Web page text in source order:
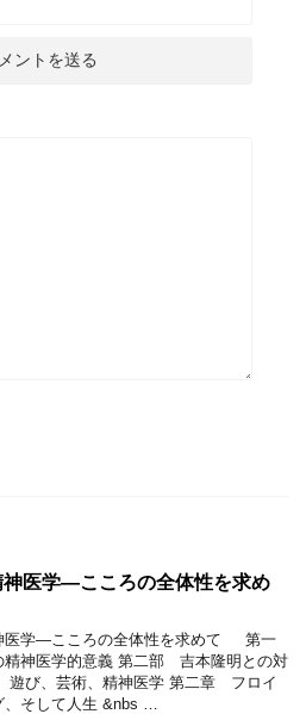
神医学―こころの全体性を求め
医学―こころの全体性を求めて 第一
神医学的意義 第二部 吉本隆明との対
び、芸術、精神医学 第二章 フロイ
、そして人生 &nbs …